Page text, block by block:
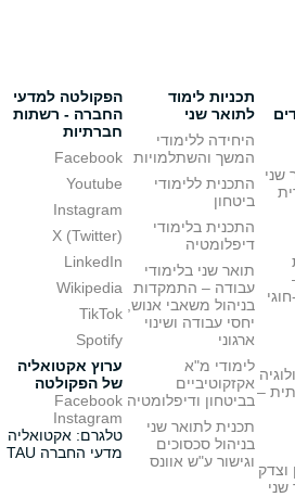
שני
–
וצדק
שני
תכניות לימוד
לתואר שני
היחידה ללימודי
המשך והשתלמויות
התכנית ללימודי
ביטחון
התכנית בלימודי
דיפלומטיה
תואר שני בלימודי
עבודה – התמקדות
בניהול משאבי אנוש,
יחסי עבודה ושינוי
ארגוני
לימודי מ"א
אקזקוטיביים
בביטחון ודיפלומטיה
תכנית לתואר שני
בניהול סכסוכים
וגישור ע"ש אוונס
הפקולטה למדעי
החברה - רשתות
חברתיות
Facebook
Youtube
Instagram
X (Twitter)
LinkedIn
Wikipedia
TikTok
Spotify
ערוץ אקטואליה
של הפקולטה
Facebook
Instagram
טלגרם: אקטואליה
מדעי החברה TAU